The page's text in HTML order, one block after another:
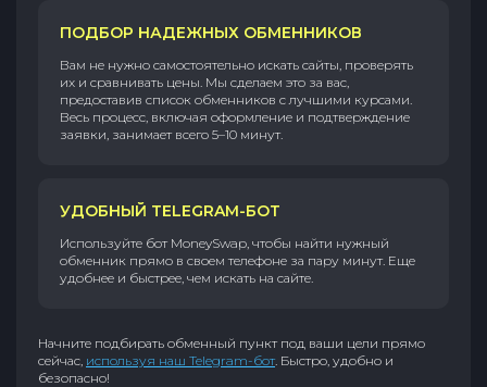
ПОДБОР НАДЕЖНЫХ ОБМЕННИКОВ
Вам не нужно самостоятельно искать сайты, проверять
их и сравнивать цены. Мы сделаем это за вас,
предоставив список обменников с лучшими курсами.
Весь процесс, включая оформление и подтверждение
заявки, занимает всего 5–10 минут.
УДОБНЫЙ TELEGRAM-БОТ
Используйте бот MoneySwap, чтобы найти нужный
обменник прямо в своем телефоне за пару минут. Еще
удобнее и быстрее, чем искать на сайте.
Начните подбирать обменный пункт под ваши цели прямо
сейчас, используя наш Telegram-бот. Быстро, удобно и
безопасно!